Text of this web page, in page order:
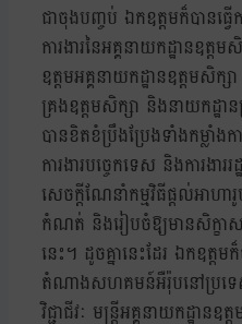
ជាចុងបញ្ចប់ ឯកឧត្តមក៏បានធ្
ការងារនៃអគ្គនាយកដ្ឋានឧត្
ឧត្តមអគ្គនាយកដ្ឋានឧត្តមសិក្
គ្រងឧត្តមសិក្សា និងនាយកដ្ឋា
បានខិតខំប្រឹងប្រែងទាំងកម្លាំ
ការងារបច្ចេកទេស និងការងា
សេចក្តីណែនាំកម្មវិធីផ្តល់អាហ
កំណត់ និងរៀបចំឱ្យមានសិក្ខាស
នេះ។ ដូចគ្នានេះដែរ ឯកឧត្
តំណាងសហគមន៍អឺរ៉ុបនៅប្រទេ
វិជ្ជាជីវៈ មន្ត្រីអគ្គនាយកដ្ឋាន